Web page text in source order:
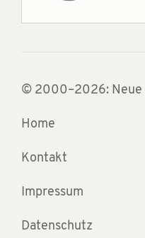
© 2000–2026: Neue
Home
Kontakt
Impressum
Datenschutz